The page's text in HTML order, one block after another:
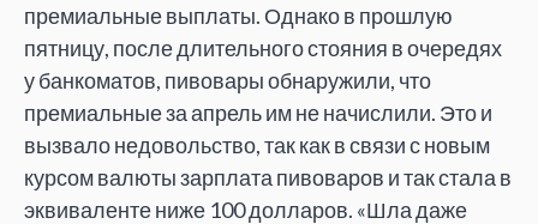
премиальные выплаты. Однако в прошлую
пятницу, после длительного стояния в очередях
у банкоматов, пивовары обнаружили, что
премиальные за апрель им не начислили. Это и
вызвало недовольство, так как в связи с новым
курсом валюты зарплата пивоваров и так стала в
эквиваленте ниже 100 долларов. «Шла даже